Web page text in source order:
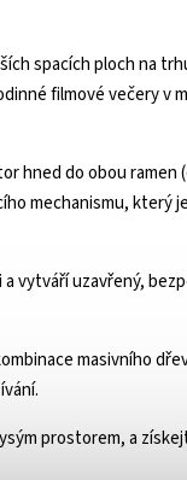
spacích ploch na
filmové večery v
hned do obou
mechanismu, který
vytváří uzavřený,
masivního
prostorem, a